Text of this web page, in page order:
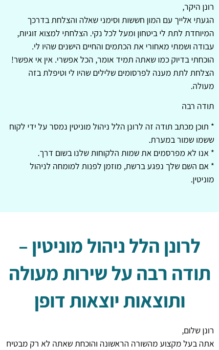
רונן היקר,
הגעתי אלייך עם המון חששות וסימני שאלה והצלחת בדרכך
המיוחדת לתת לי ביטחון ומעל לכל נקי. הצלחתי למצוא זוגיות,
עבודה ושמתי מאחורי את הכתמים והחיים הישנים שהיו לי.
הוכחתי בדיוק כמו שאתה תמיד אומר, הכל אפשרי. אין אי אפשר!
הצלחת לתת מענה לפרסומים שלילים שהיו לי וטיפלת בזה
מעולה.
תודה רבה
* תוכן מכתב תודה זה לרונן הלל ניהול מוניטין נמסר על ידי לקוח
ששמו שמור במערת.
* אנו לא מפרסמים את שמות הלקוחות שלנו בשום דרך.
* אם השם שלך נפגע ברשת, מוזמן לפנות למומחה לניהול
מוניטין.
לרונן הלל ניהול מוניטין –
תודה רבה על שירות מעולה
ותוצאות יוצאות דופן
רונן שלום,
אתה בעל מקצוע מהשורה הראשונה והוכחת שאתה לא רק מבטיח